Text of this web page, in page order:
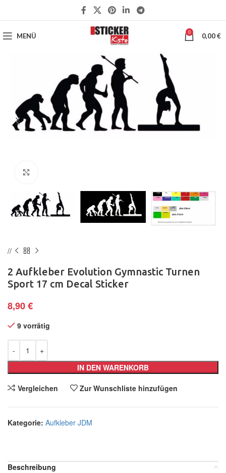
MENÜ 0 0,00€
2 Aufkleber Evolution Gymnastic Turnen
Sport 17 cm Decal Sticker
8,90€
9 vorrätig
IN DEN WARENKORB
Vergleichen Zur Wunschliste hinzufügen
Kategorie: Aufkleber JDM
Beschreibung